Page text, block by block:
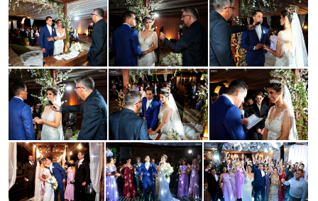
Guardar Guardar Guardar
Guardar Guardar Guardar
Guardar Guardar Guardar